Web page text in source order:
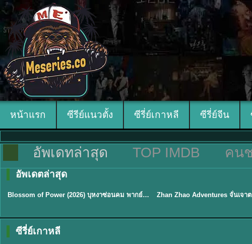
หน้าแรก ซีรีย์แนวตั้ง ซีรี่ย์เกาหลี ซีรี่ย์จีน
อัพเดทล่าสุด TOP IMDB คน
อัพเดตล่าสุด
ซับไทย
Blossom of Power (2026) บุหงาซ่อนคม พากย์ไทย ซับไทย EP1-36 ★5
ซีรี่ย์เกาหลี
ซับไทย